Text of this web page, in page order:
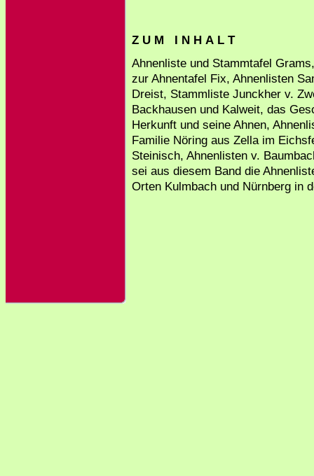
Z U M I N H A L T
Ahnenliste und Stammtafel
zur Ahnentafel Fix, Ahnenlisten
Dreist, Stammliste Junckher v.
Backhausen und Kalweit, das
Herkunft und seine Ahnen,
Familie Nöring aus Zella im
Steinisch, Ahnenlisten v.
sei aus diesem Band die
Orten Kulmbach und Nürnberg in